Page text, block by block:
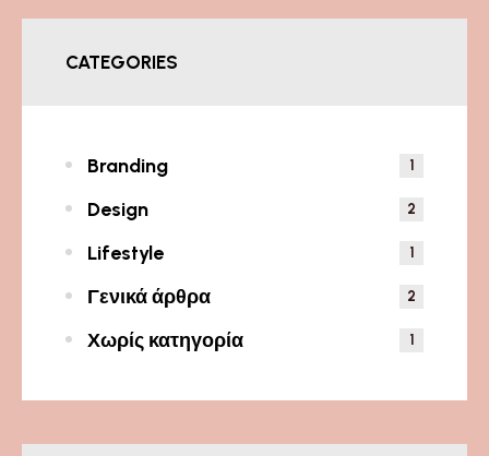
CATEGORIES
Branding 1
Design 2
Lifestyle 1
Γενικά άρθρα 2
Χωρίς κατηγορία 1